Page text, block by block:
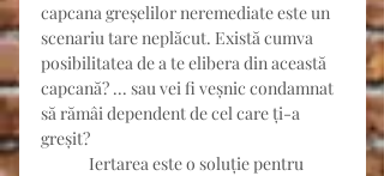
capcana greșelilor neremediate este un
scenariu tare neplăcut. Există cumva
posibilitatea de a te elibera din această
capcană? ... sau vei fi veșnic condamnat
să rămâi dependent de cel care ți-a
greșit?